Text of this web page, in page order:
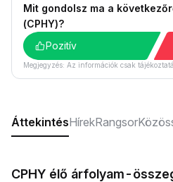
Mit gondolsz ma a
(CPHY)?
Pozitív
Megjegyzés: Az információk csak
ÁttekintésHírekRangsor
CPHY élő árfolyam-